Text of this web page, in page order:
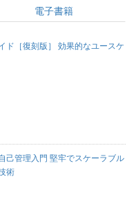
電子書籍
ド［復刻版］ 効果的なユースケ
己管理入門 堅牢でスケーラブル
術